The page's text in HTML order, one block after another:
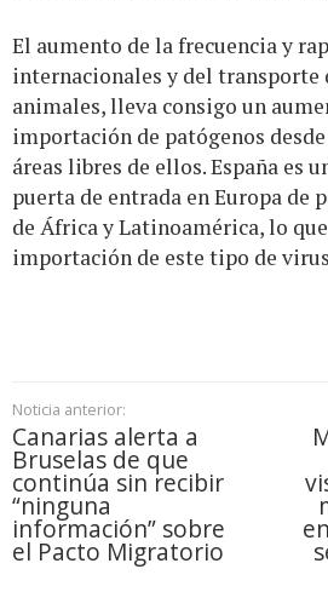
El aumento de la frecuencia y
internacionales y del transporte
animales, lleva consigo un
importación de patógenos
áreas libres de ellos. España es
puerta de entrada en Europa de
de África y Latinoamérica, lo
importación de este tipo de
Noticia anterior:
Canarias alerta a
Bruselas de que
continúa sin recibir
“ninguna
información” sobre
el Pacto Migratorio